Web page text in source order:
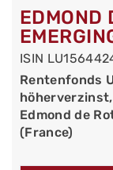
EDMOND
ISIN
Rentenfonds
Edmond de
(France)